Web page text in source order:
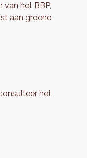
van het BBP,
aan groene
het